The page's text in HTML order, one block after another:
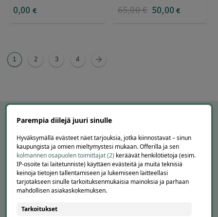
0,00 € 65,00€ 50,00 €
1 2 3 4
APUA JA NEUVOJA
Parempia diilejä juuri sinulle
Hyväksymällä evästeet näet tarjouksia, jotka kiinnostavat – sinun
kaupungista ja omien mieltymystesi mukaan. Offerilla ja sen
kolmannen osapuolen toimittajat (2) keräävät henkilötietoja (esim.
IP-osoite tai laitetunniste) käyttäen evästeitä ja muita teknisiä
keinoja tietojen tallentamiseen ja lukemiseen laitteellasi
tarjotakseen sinulle tarkoituksenmukaisia mainoksia ja parhaan
mahdollisen asiakaskokemuksen.
Tarkoitukset